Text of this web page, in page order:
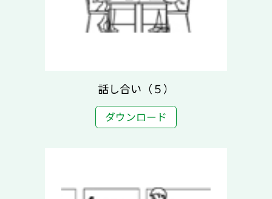
話し合い（５）
ダウンロード